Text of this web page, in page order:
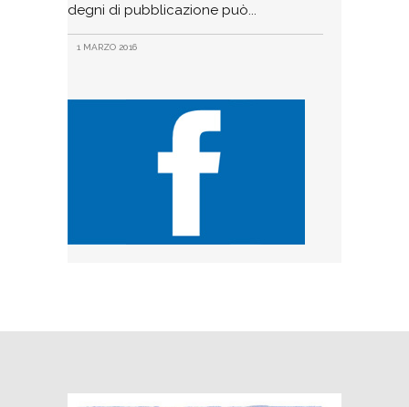
degni di pubblicazione può
1 MARZO 2016